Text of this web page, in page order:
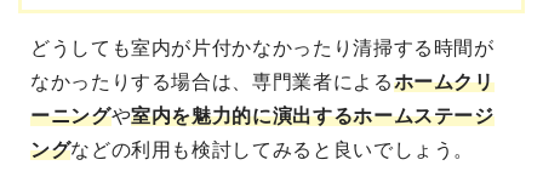
どうしても室内が片付かなかったり清掃する時間が
なかったりする場合は、専門業者によるホームクリ
ーニングや室内を魅力的に演出するホームステージ
ングなどの利用も検討してみると良いでしょう。